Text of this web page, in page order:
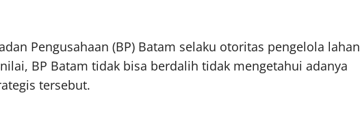
Pengusahaan (BP) Batam selaku otoritas pengelola lahan
BP Batam tidak bisa berdalih tidak mengetahui adanya
tersebut.